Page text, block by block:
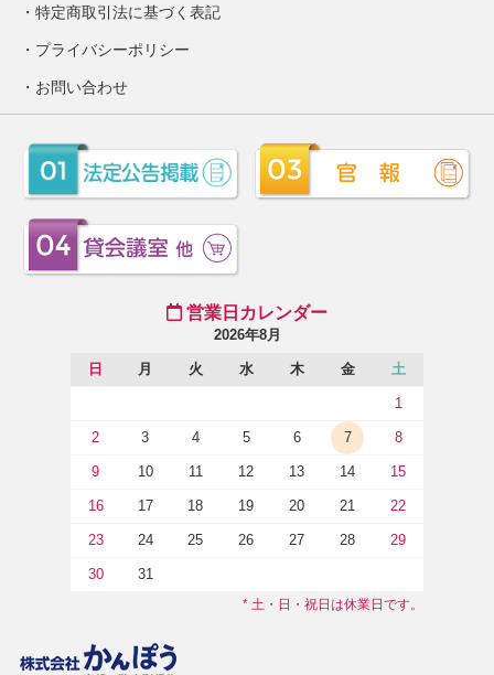
特定商取引法に基づく表記
プライバシーポリシー
お問い合わせ
営業日カレンダー
2026年8月
日 月 火 水 木 金 土
1
2 3 4 5 6 7 8
9 10 11 12 13 14 15
16 17 18 19 20 21 22
23 24 25 26 27 28 29
30 31
* 土・日・祝日は休業日です。